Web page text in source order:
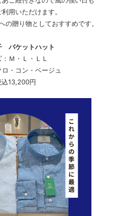
用いただけます。
の贈り物としておすすめです。
バケットハット
Ｍ・Ｌ・ＬＬ
・コン・ベージュ
込13,200円